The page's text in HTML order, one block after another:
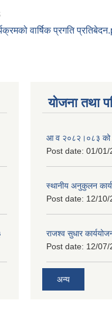
वार्षिक प्रगति
योजना तथा
आ व २०८२।०८३ को
Post date: 01/01/
स्थानीय अनुकुलन
Post date: 12/10/
राजश्व सुधार
Post date: 12/07/
अन्य